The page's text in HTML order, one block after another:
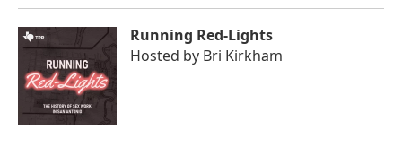
Running Red-Lights
Hosted by Bri Kirkham